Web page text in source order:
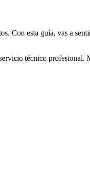
Con esta guía, vas a
técnico profesional.